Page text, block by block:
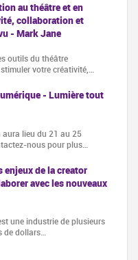
au théâtre et en
collaboration et
- Mark Jane
outils du théâtre
votre créativité,…
- Lumière tout
lieu du 21 au 25
nous pour plus…
de la creator
avec les nouveaux
une industrie de plusieurs
dollars…